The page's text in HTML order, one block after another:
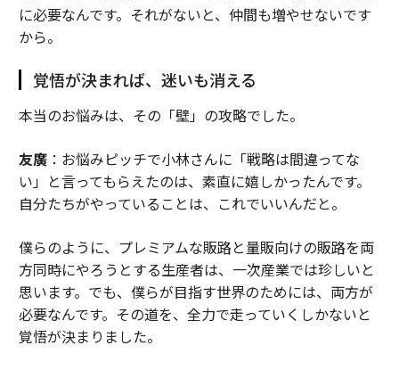
に必要なんです。それがないと、仲間も増やせないです
から。
覚悟が決まれば、迷いも消える
本当のお悩みは、その「壁」の攻略でした。
友廣：お悩みピッチで小林さんに「戦略は間違ってな
い」と言ってもらえたのは、素直に嬉しかったんです。
自分たちがやっていることは、これでいいんだと。
僕らのように、プレミアムな販路と量販向けの販路を両
方同時にやろうとする生産者は、一次産業では珍しいと
思います。でも、僕らが目指す世界のためには、両方が
必要なんです。その道を、全力で走っていくしかないと
覚悟が決まりました。